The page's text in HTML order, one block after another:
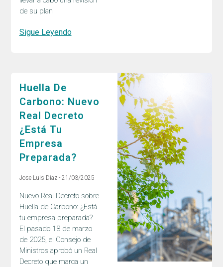
de su plan
Sigue Leyendo
Huella De
Carbono: Nuevo
Real Decreto
¿Está Tu
Empresa
Preparada?
Jose Luis Diaz 21/03/2025
Nuevo Real Decreto sobre
Huella de Carbono: ¿Está
tu empresa preparada?
El pasado 18 de marzo
de 2025, el Consejo de
Ministros aprobó un Real
Decreto que marca un